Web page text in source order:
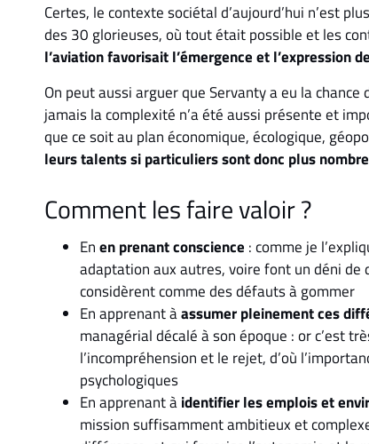
Certes, le contexte sociétal d’aujourd’hui n’est
des 30 glorieuses, où tout était possible et les
l’aviation favorisait l’émergence et l’expression
On peut aussi arguer que Servanty a eu la
jamais la complexité n’a été aussi présente et
que ce soit au plan économique, écologique,
leurs talents si particuliers sont donc plus
Comment les faire valoir ?
Enen prenant conscience : comme je
adaptation aux autres, voire font un déni de
considèrent comme des défauts à gommer
En apprenant àassumer pleinement ces
managérial décalé à son époque : or c’est
l’incompréhension et le rejet, d’où
psychologiques
En apprenant àidentifier les emplois et
mission suffisamment ambitieux et